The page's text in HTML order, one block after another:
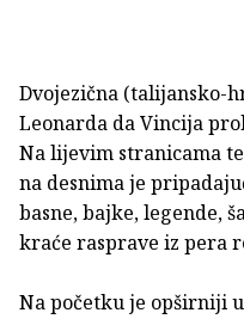
Dvojezična (talijansko-
Leonarda da Vincija
Na lijevim stranicama
na desnima je
basne, bajke, legende,
kraće rasprave iz pera
Na početku je opširniji